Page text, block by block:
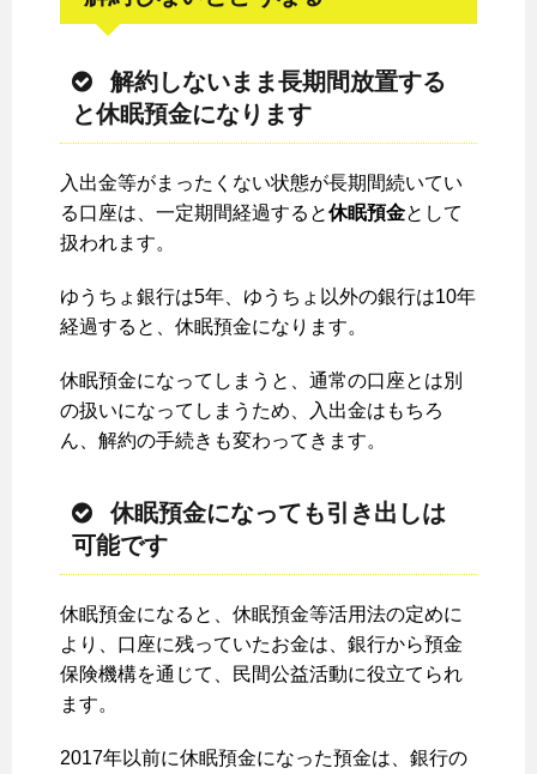
解約しないまま長期間放置する
と休眠預金になります
入出金等がまったくない状態が長期間続いてい
る口座は、一定期間経過すると休眠預金として
扱われます。
ゆうちょ銀行は5年、ゆうちょ以外の銀行は10年
経過すると、休眠預金になります。
休眠預金になってしまうと、通常の口座とは別
の扱いになってしまうため、入出金はもちろ
ん、解約の手続きも変わってきます。
休眠預金になっても引き出しは
可能です
休眠預金になると、休眠預金等活用法の定めに
より、口座に残っていたお金は、銀行から預金
保険機構を通じて、民間公益活動に役立てられ
ます。
2017年以前に休眠預金になった預金は、銀行の